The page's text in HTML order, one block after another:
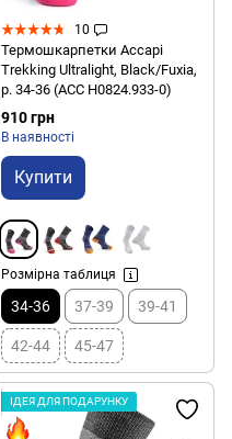
10
Термошкарпетки Accapi
Trekking Ultralight, Black/Fuxia,
р. 34-36 (ACC H0824.933-0)
910 грн
В наявності
Купити
Розмірна таблиця
34-36 37-39 39-41
42-44 45-47
ІДЕЯ ДЛЯ ПОДАРУНКУ